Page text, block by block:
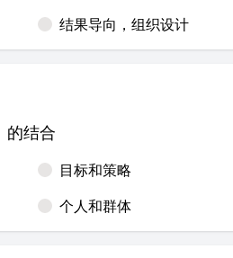
结果导向，组织设计
的结合
目标和策略
个人和群体